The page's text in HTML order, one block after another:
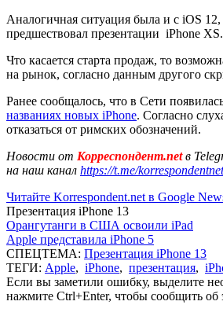
Аналогичная ситуация была и с iOS
предшествовал презентации iPhone XS.
Что касается старта продаж, то
на рынок, согласно данным другого
Ранее сообщалось, что в Сети
названиях новых iPhone. Согласно
отказаться от римских обозначений.
Новости от Корреспондент.netв
на наш канал https://t.me/korrespondentnet
Читайте Korrespondent.net в Google
Презентация iPhone 13
Орангутанги в США освоили iPad
Apple представила iPhone 5
СПЕЦТЕМА: Презентация iPhone 13
ТЕГИ: Apple, iPhone, презентация,
Если вы заметили ошибку, выделите
нажмите Ctrl+Enter, чтобы сообщить об